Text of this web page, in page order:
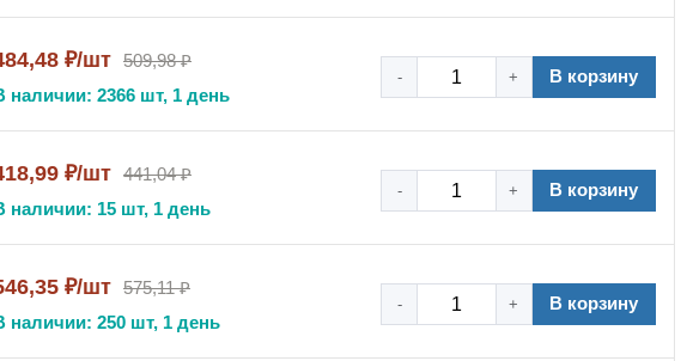
для крепления труб и кабельных трасс в различных условиях
а универсальность монтажа позволяет использовать хомут как для
хомут оптимальным выбором для сантехнических, электромонтажных
фиксатор труб с фланцем, монтажный хомут нержавеющий, крепеж
₽/шт 509,98 ₽
наличии: 2366 шт, 1 день
- + В корзину
₽/шт 441,04 ₽
наличии: 15 шт, 1 день
- + В корзину
₽/шт 575,11 ₽
наличии: 250 шт, 1 день
- + В корзину